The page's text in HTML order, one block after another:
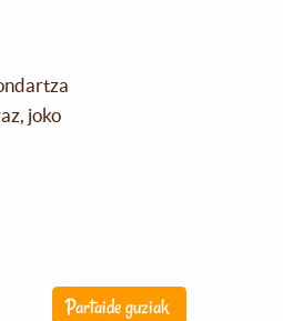
joko
Partaide guziak